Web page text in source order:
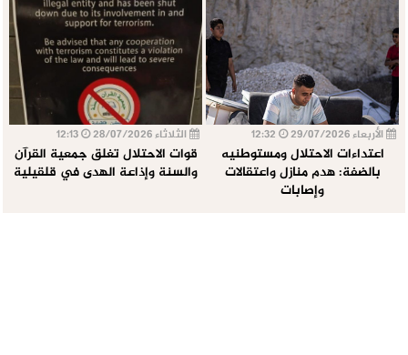
الأربعاء 29/07/2026
اعتداءات الاحتلال ومستوطنيه
بالضفة: هدم منازل واعتقالات
وإصابات
الثلاثاء 28/07/2026
قوات الاحتلال تغلق جمعية القرآن
والسنة وإذاعة الهدى في قلقيلية